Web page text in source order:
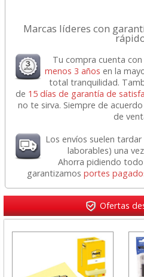
Marcas líderes con
Tu compra cuenta con
menos 3 años en la
total tranquilidad.
de 15 días de garantía de
no te sirva. Siempre de
de
Los envíos suelen
laborables) una
Ahorra pidiendo
garantizamosportes
Ofertas